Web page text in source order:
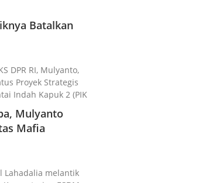
Batalkan
DPR RI, Mulyanto,
Proyek Strategis
Indah Kapuk 2 (PIK
Mulyanto
Mafia
Lahadalia melantik